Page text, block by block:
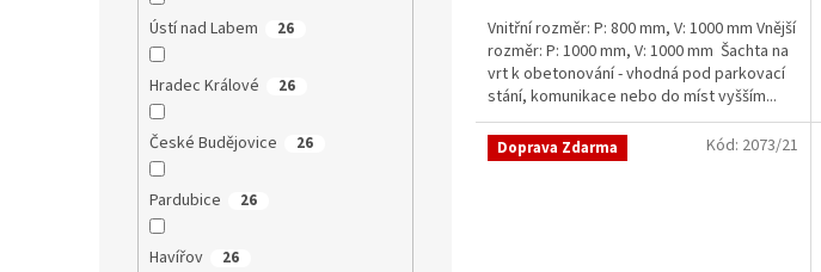
Ústí nad Labem 26
Hradec Králové 26
České Budějovice 26
Pardubice 26
Havířov 26
Vnitřní rozměr: P: 800 mm, V: 1000 mm Vnější
rozměr: P: 1000 mm, V: 1000 mm Šachta na
vrt k obetonování - vhodná pod parkovací
stání, komunikace nebo do míst vyšším...
Doprava Zdarma Kód: 2073/21